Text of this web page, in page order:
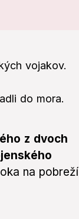
vojakov.
do mora.
z dvoch
na pobreží